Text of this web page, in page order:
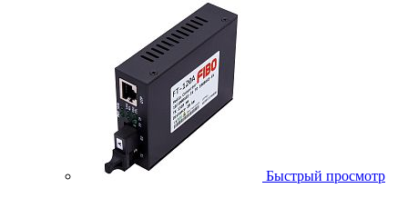
Быстрый просмотр